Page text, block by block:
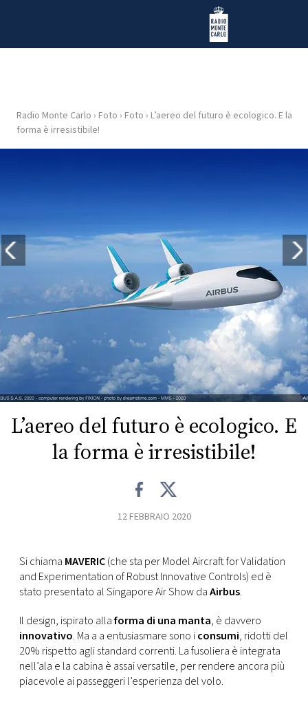
Radio Monte Carlo
HOME
PLAYLIST
NEWS
FOTO
CONCORSI
EVENTI
VIDEO
DI
MONACO
CONSIGLIA
Radio Monte Carlo › Foto › Foto › L’aereo del futuro è ecologico. E la
forma è irresistibile!
L’aereo del futuro è ecologico. E
la forma è irresistibile!
12 FEBBRAIO 2020
Si chiama MAVERIC(che sta per Model Aircraft for Validation
and Experimentation of Robust Innovative Controls) ed è
stato presentato al Singapore Air Show daAirbus.
Il design, ispirato allaforma di una manta, è davvero
innovativo. Ma a a entusiasmare sono iconsumi, ridotti del
20% rispetto agli standard correnti. La fusoliera è integrata
nell’ala e la cabina è assai versatile, per rendere ancora più
piacevole ai passeggeri l’esperienza del volo.